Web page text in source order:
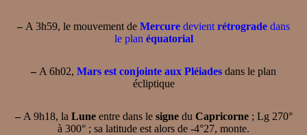
– A 3h59, le mouvement de Mercure devient rétrograde dans
le plan équatorial
– A 6h02, Mars est conjointe aux Pléiades dans le plan
écliptique
–A 9h18, la Luneentre dans le signedu Capricorne; Lg 270°
à 300° ; sa latitude est alors de -4°27, monte.